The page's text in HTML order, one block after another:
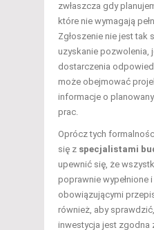
zwłaszcza gdy
które nie wymagają
Zgłoszenie nie jest tak
uzyskanie pozwolenia,
dostarczenia
może obejmować
informacje o
prac.
Oprócz tych
się z specjalistami
upewnić się, że
poprawnie wypełnione
obowiązującymi
również, aby
inwestycja jest zgodna